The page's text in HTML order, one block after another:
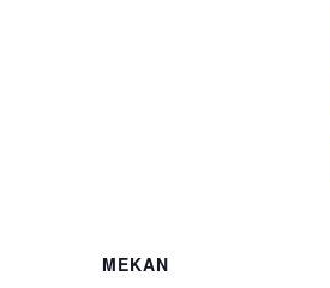
MEKAN